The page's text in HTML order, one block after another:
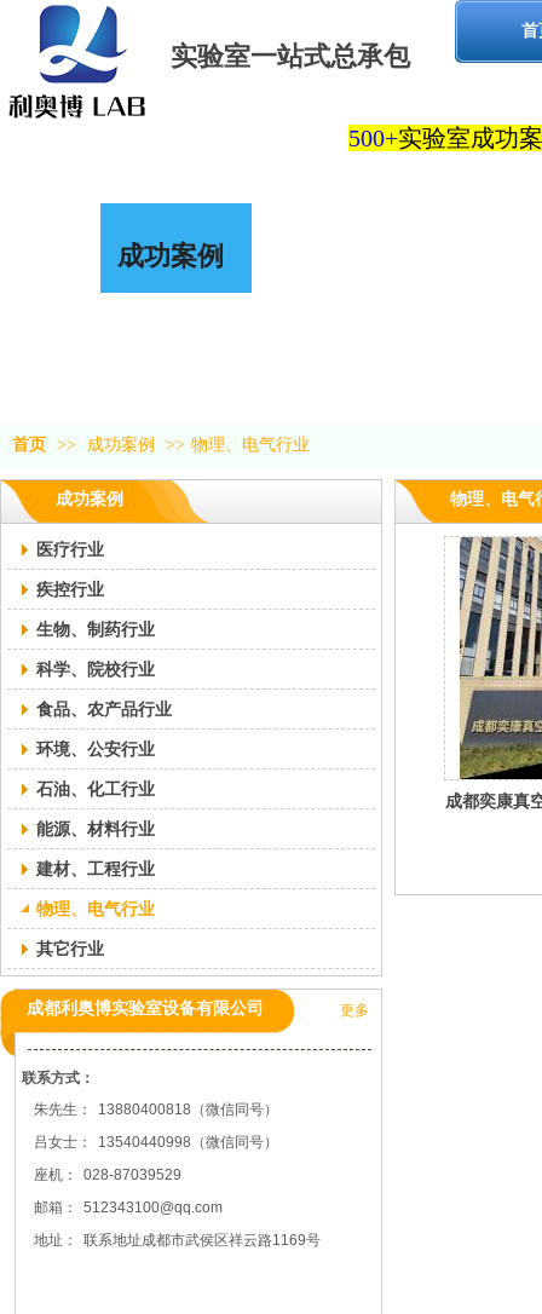
实验室一站式总承包
首
成功案例
500+实验室成功
首页 >> 成功案例 >> 物理、电气行业
成功案例
医疗行业
疾控行业
生物、制药行业
科学、院校行业
食品、农产品行业
环境、公安行业
石油、化工行业
能源、材料行业
建材、工程行业
物理、电气行业
其它行业
成都利奥博实验室设备有限公司 更多
联系方式：
朱先生：
13880400818（微信同号）
吕女士：
13540440998（微信同号）
座机：
028-87039529
邮箱：
512343100@qq.com
地址：
联系地址成都市武侯区祥云路1169号
物理、电气
成都奕康真